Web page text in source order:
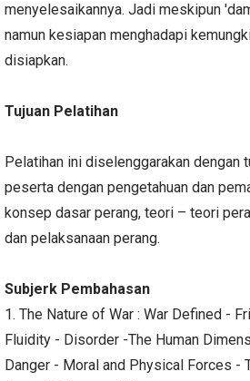
menyelesaikannya. Jadi meskipun
namun kesiapan menghadapi
disiapkan.
Tujuan Pelatihan
Pelatihan ini diselenggarakan dengan
peserta dengan pengetahuan dan
konsep dasar perang, teori – teori
dan pelaksanaan perang.
Subjerk Pembahasan
1. The Nature of War : War Defined -
Fluidity - Disorder -The Human
Danger - Moral and Physical Forces -